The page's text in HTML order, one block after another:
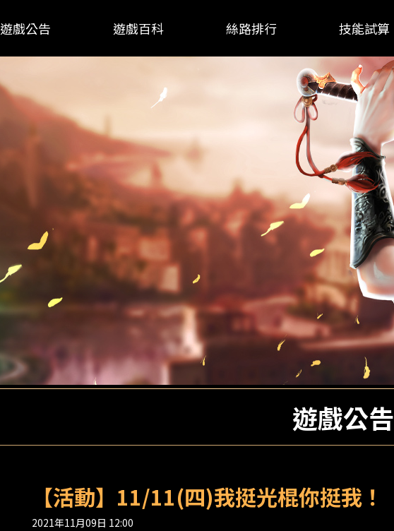
遊戲公告 遊戲百科 絲路排行 技能試算
遊戲公告
【活動】11/11(四)我挺光棍你挺我！
2021年11月09日 12:00